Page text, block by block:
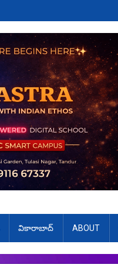
వికారాబాద్ ABOUT